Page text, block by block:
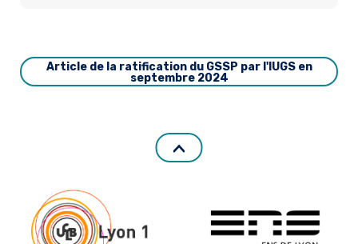
Article de la ratification du GSSP par l'IUGS en
septembre 2024